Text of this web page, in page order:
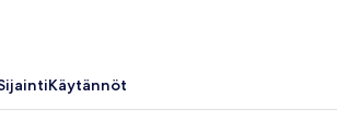
Käytännöt